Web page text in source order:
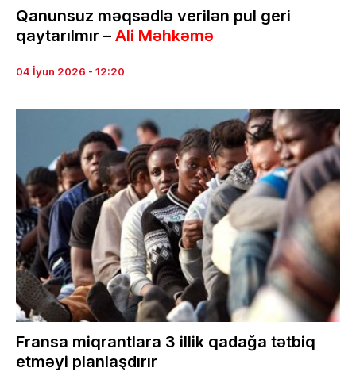
Qanunsuz məqsədlə verilən pul geri
qaytarılmır – Ali Məhkəmə
04 İyun 2026 - 12:20
Fransa miqrantlara 3 illik qadağa tətbiq
etməyi planlaşdırır